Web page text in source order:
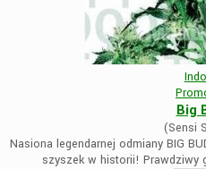
Big
(Sensi
Nasiona legendarnej odmiany BIG
szyszek w historii! Prawdziwy